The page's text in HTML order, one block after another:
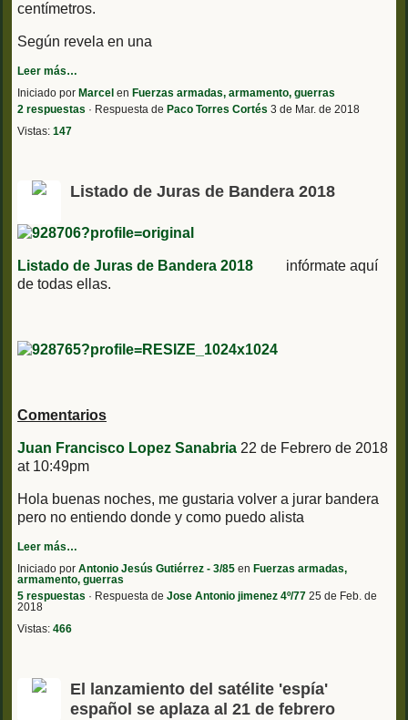
centímetros.
Según revela en una
Leer más…
Iniciado por Marcel en Fuerzas armadas, armamento, guerras
2 respuestas · Respuesta de Paco Torres Cortés 3 de Mar. de 2018
Vistas: 147
Listado de Juras de Bandera 2018
Listado de Juras de Bandera 2018 infórmate aquí
de todas ellas.
Comentarios
Juan Francisco Lopez Sanabria 22 de Febrero de 2018
at 10:49pm
Hola buenas noches, me gustaria volver a jurar bandera
pero no entiendo donde y como puedo alista
Leer más…
Iniciado por Antonio Jesús Gutiérrez - 3/85 en Fuerzas armadas,
armamento, guerras
5 respuestas · Respuesta de Jose Antonio jimenez 4º/77 25 de Feb. de
2018
Vistas: 466
El lanzamiento del satélite 'espía'
español se aplaza al 21 de febrero